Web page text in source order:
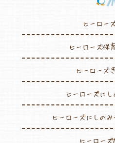
ヒーロー
ヒーローズ保
ヒーローズ
ヒーローズに
ヒーローズにしのみ
ヒーロー